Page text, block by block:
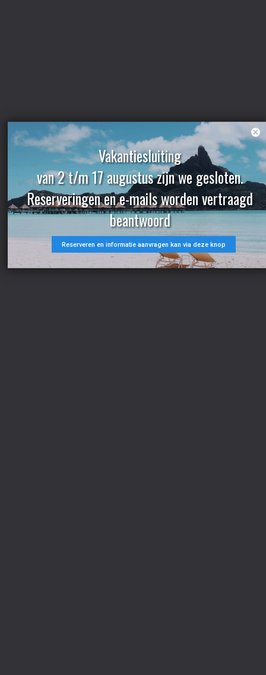
Vakantiesluiting
van 2 t/m 17 augustus zijn we gesloten.
Reserveringen en e-mails worden vertraagd
beantwoord
Reserveren en informatie aanvragen kan via deze knop